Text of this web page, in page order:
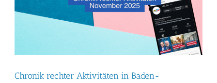
Chronik rechter Aktivitäten in Baden-